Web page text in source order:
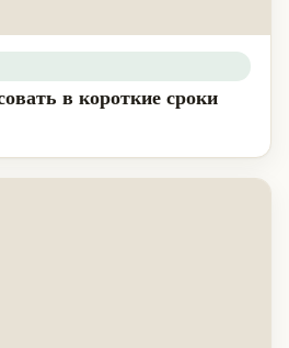
в короткие сроки